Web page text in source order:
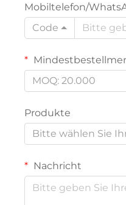
Mobiltelefon/
Code
MOQ: 20.000
Produkte
Bitte wählen Sie
Nachricht